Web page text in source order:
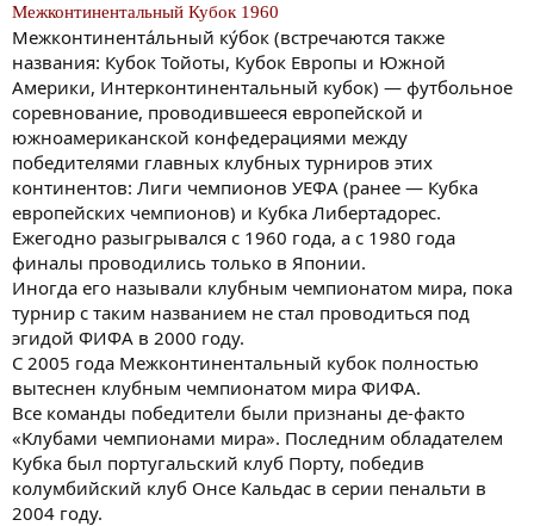
а
Межконтинентальный Кубок 1960
Межконтинента́льный ку́бок (встречаются также
названия: Кубок Тойоты, Кубок Европы и Южной
Америки, Интерконтинентальный кубок) — футбольное
соревнование, проводившееся европейской и
южноамериканской конфедерациями между
победителями главных клубных турниров этих
континентов: Лиги чемпионов УЕФА (ранее — Кубка
европейских чемпионов) и Кубка Либертадорес.
Ежегодно разыгрывался с 1960 года, а с 1980 года
финалы проводились только в Японии.
Иногда его называли клубным чемпионатом мира, пока
турнир с таким названием не стал проводиться под
эгидой ФИФА в 2000 году.
С 2005 года Межконтинентальный кубок полностью
вытеснен клубным чемпионатом мира ФИФА.
Все команды победители были признаны де-факто
«Kлубами чемпионами мира». Последним обладателем
Кубка был португальский клуб Порту, победив
колумбийский клуб Онсе Кальдас в серии пенальти в
2004 году.